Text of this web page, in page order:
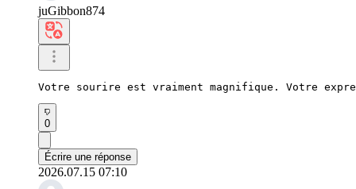
juGibbon874
Votre sourire est vraiment magnifique. Votre
0
Écrire une réponse
2026.07.15 07:10